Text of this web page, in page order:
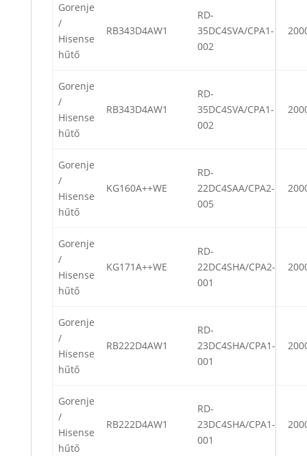
Gorenje
/
Hisense
hűtő
RB343D4AW1
RD-
35DC4SVA/CPA1-
002
Gorenje
/
Hisense
hűtő
RB343D4AW1
RD-
35DC4SVA/CPA1-
002
Gorenje
/
Hisense
hűtő
KG160A++WE
RD-
22DC4SAA/CPA2-
005
Gorenje
/
Hisense
hűtő
KG171A++WE
RD-
22DC4SHA/CPA2-
001
Gorenje
/
Hisense
hűtő
RB222D4AW1
RD-
23DC4SHA/CPA1-
001
Gorenje
/
Hisense
hűtő
RB222D4AW1
RD-
23DC4SHA/CPA1-
001